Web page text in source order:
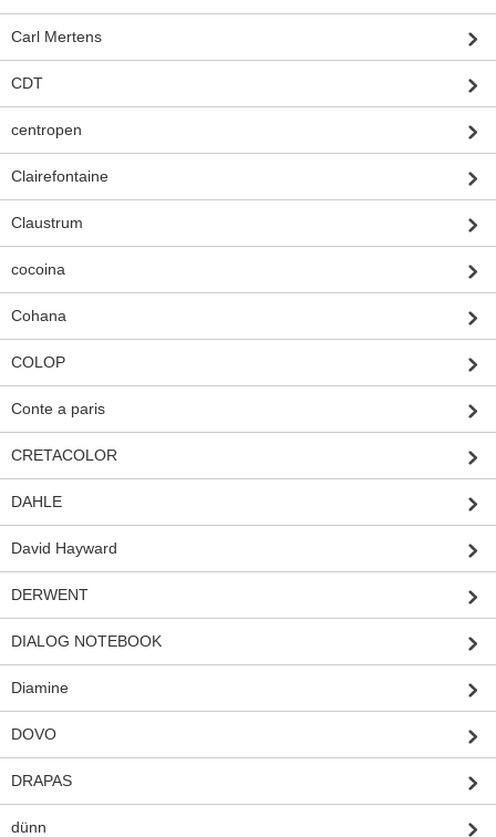
Carl Mertens
CDT
centropen
Clairefontaine
Claustrum
cocoina
Cohana
COLOP
Conte a paris
CRETACOLOR
DAHLE
David Hayward
DERWENT
DIALOG NOTEBOOK
Diamine
DOVO
DRAPAS
dünn